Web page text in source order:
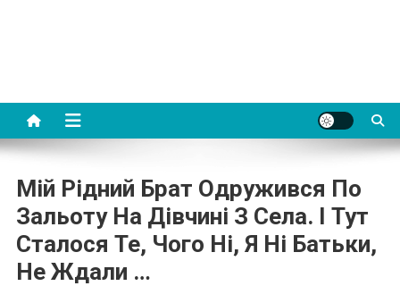
Мій Рідний Брат Одружився По
Зальоту На Дівчині З Села. І Тут
Сталося Те, Чого Ні, Я Ні Батьки,
Не Ждали …